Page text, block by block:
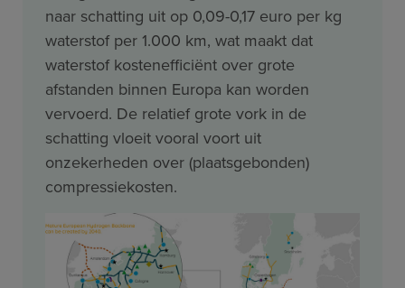
naar schatting uit op 0,09-0,17 euro per kg
waterstof per 1.000 km, wat maakt dat
waterstof kostenefficiënt over grote
afstanden binnen Europa kan worden
vervoerd. De relatief grote vork in de
schatting vloeit vooral voort uit
onzekerheden over (plaatsgebonden)
compressiekosten.